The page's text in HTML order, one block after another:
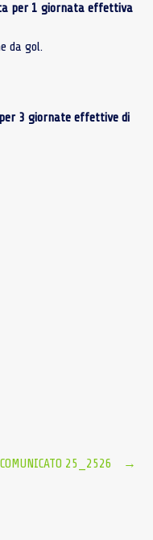
per 1 giornata effettiva
da gol.
3 giornate effettive di
COMUNICATO 25_2526 →